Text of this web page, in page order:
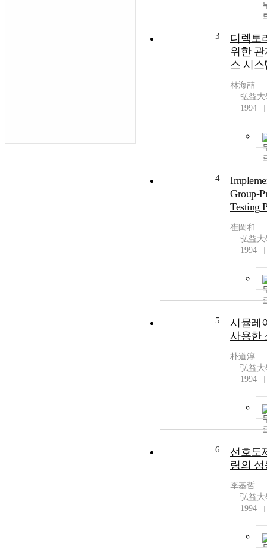
3
디렉토
위한
스 시
林海喆
弘益
1994
4
Group-
Testing
崔閏和
弘益
1994
5
시뮬레
사용한
朴道淳
弘益
1994
6
선호도
링의
李基哲
弘益
1994